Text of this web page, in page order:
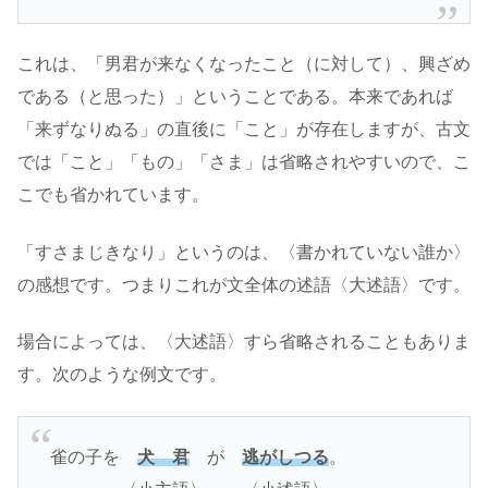
これは、「男君が来なくなったこと（に対して）、興ざめ
である（と思った）」ということである。本来であれば
「来ずなりぬる」の直後に「こと」が存在しますが、古文
では「こと」「もの」「さま」は省略されやすいので、こ
こでも省かれています。
「すさまじきなり」というのは、〈書かれていない誰か〉
の感想です。つまりこれが文全体の述語〈大述語〉です。
場合によっては、〈大述語〉すら省略されることもありま
す。次のような例文です。
雀の子を 犬 君が 逃がしつる。